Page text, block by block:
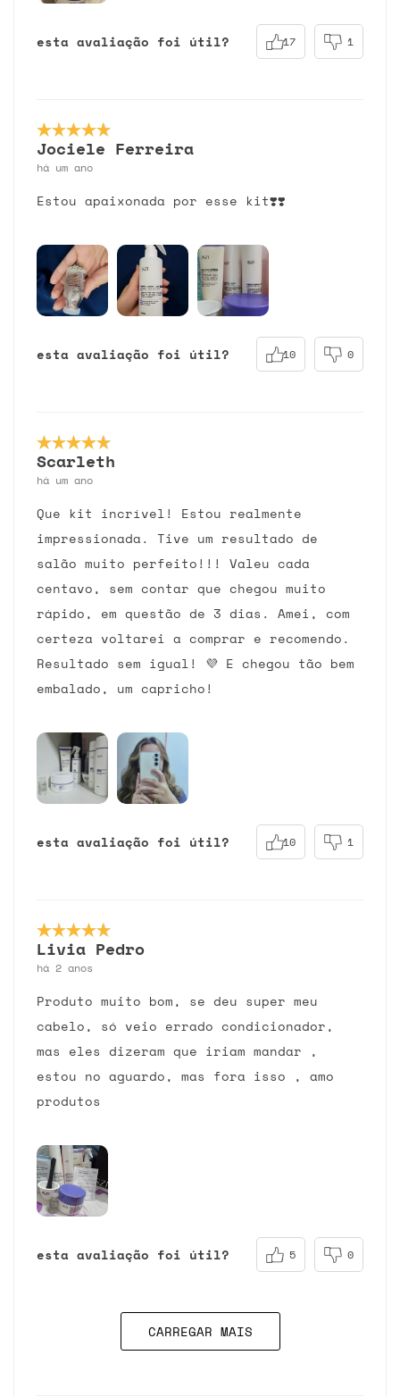
esta avaliação foi útil? 17 1
Jociele Ferreira
há um ano
Estou apaixonada por esse kit❣️❣️
esta avaliação foi útil? 10 0
Scarleth
há um ano
Que kit incrível! Estou realmente
impressionada. Tive um resultado de
salão muito perfeito!!! Valeu cada
centavo, sem contar que chegou muito
rápido, em questão de 3 dias. Amei, com
certeza voltarei a comprar e recomendo.
Resultado sem igual! 💜 E chegou tão bem
embalado, um capricho!
esta avaliação foi útil? 10 1
Livia Pedro
há 2 anos
Produto muito bom, se deu super meu
cabelo, só veio errado condicionador,
mas eles dizeram que iriam mandar ,
estou no aguardo, mas fora isso , amo
produtos
esta avaliação foi útil? 5 0
CARREGAR MAIS